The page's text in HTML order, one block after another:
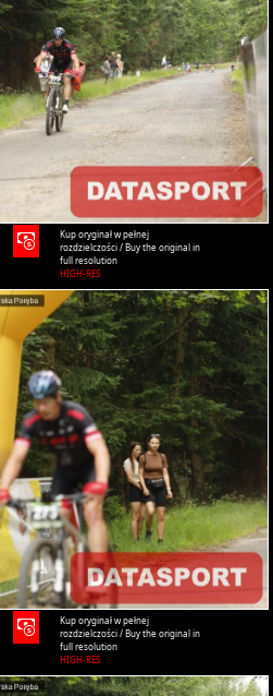
Kup oryginał w pełnej
rozdzielczości / Buy the original in
full resolution
HIGH-RES
Kup oryginał w pełnej
rozdzielczości / Buy the original in
full resolution
HIGH-RES